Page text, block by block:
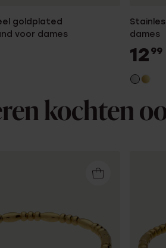
goldplated
voor dames
dames
12 99
kochten